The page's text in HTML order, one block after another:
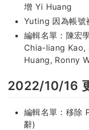
增 Yi Huang
Yuting 因為帳號
編輯名單：陳宏
Chia-liang Kao,
Huang, Ronny
2022/10/16
編輯名單：移除
辭)